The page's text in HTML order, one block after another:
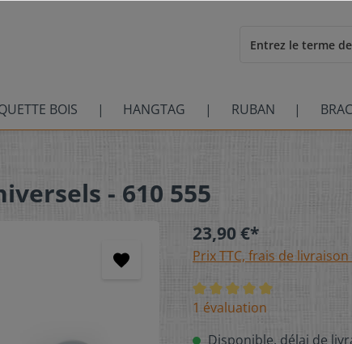
BOIS HANGTAG RUBAN
- 610 555
23,90 €*
Prix TTC, frais de
1 évaluation
Disponible, délai de